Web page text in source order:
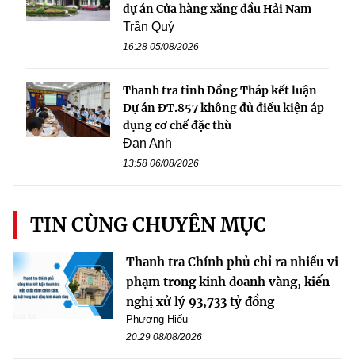
dự án Cửa hàng xăng dầu Hải Nam
Trần Quý
16:28 05/08/2026
Thanh tra tỉnh Đồng Tháp kết luận
Dự án ĐT.857 không đủ điều kiện áp
dụng cơ chế đặc thù
Đan Anh
13:58 06/08/2026
TIN CÙNG CHUYÊN MỤC
Thanh tra Chính phủ chỉ ra nhiều vi
phạm trong kinh doanh vàng, kiến
nghị xử lý 93,733 tỷ đồng
Phương Hiếu
20:29 08/08/2026